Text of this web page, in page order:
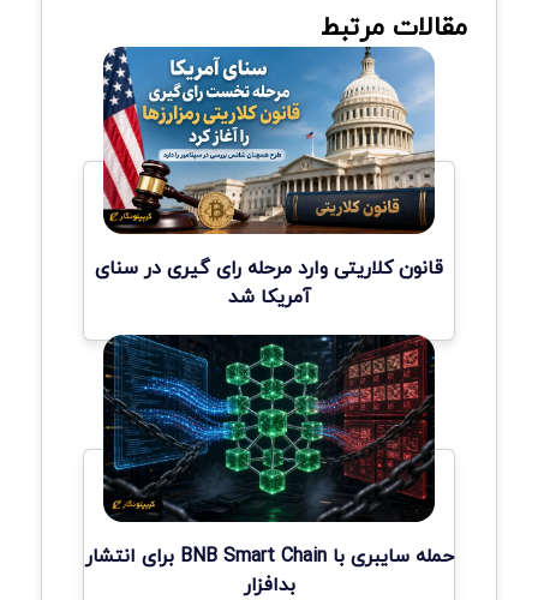
مقالات مرتبط
قانون کلاریتی وارد مرحله رای گیری در سنای
آمریکا شد
حمله سایبری با BNB Smart Chain برای انتشار
بدافزار